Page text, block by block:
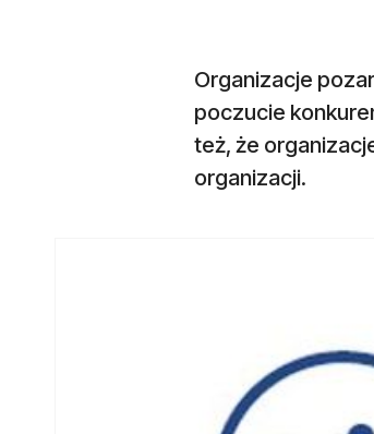
Organizacje
poczucie
też, że
organizacji.